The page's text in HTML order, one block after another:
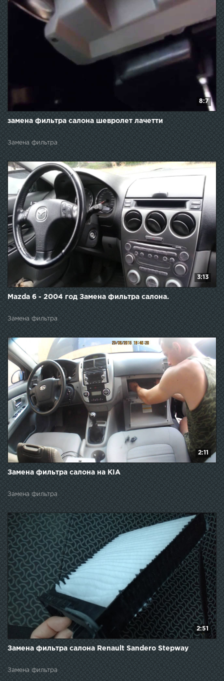
8:7
замена фильтра салона шевролет лачетти
Замена фильтра
3:13
Mazda 6 - 2004 год Замена фильтра салона.
Замена фильтра
2:11
Замена фильтра салона на KIA
Замена фильтра
2:51
Замена фильтра салона Renault Sandero Stepway
Замена фильтра